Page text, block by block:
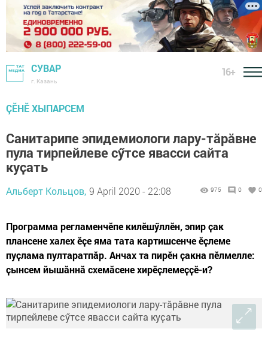
СУВАР
г. Казань
16+
ÇӖНӖ ХЫПАРСЕМ
Санитарипе эпидемиологи лару-тăрăвне
пула тирпейлеве сӳтсе явасси сайта
куҫать
Альберт Кольцов, 9 April 2020 - 22:08 975 0 0
Программа регламенчӗпе килӗшӳллӗн, эпир ҫак
плансене халех ӗҫе яма тата картишсенче ӗҫлеме
пуҫлама пултаратпӑр. Анчах та пирӗн ҫакна пӗлмелле:
ҫынсем йышӑннӑ схемӑсене хирӗҫлемеҫҫӗ-и?